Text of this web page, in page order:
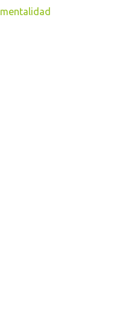
mentalidad